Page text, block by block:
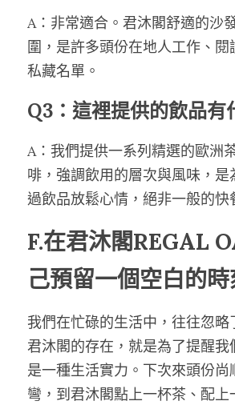
A：非常適合。君沐閣舒適的沙
圍，是許多頭份在地人工作、閱
私藏名單。
Q3：這裡提供的飲品有
A：我們提供一系列精選的歐洲
啡，強調飲用的層次與風味，是
過飲品放鬆心情，絕非一般的快
F.在君沐閣REGAL
己預留一個空白的時
我們在忙碌的生活中，往往忽略
君沐閣的存在，就是為了提醒我
是一種生活實力。下次來頭份尚
彎，到君沐閣點上一杯茶、配上